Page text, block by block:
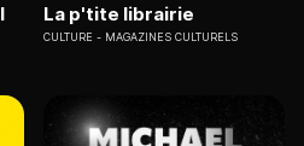
La p'tite librairie
CULTURE MAGAZINES CULTURELS